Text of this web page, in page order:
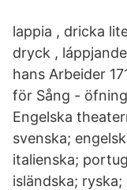
lappia , dricka
dryck ,
hans Arbeider
för Sång -
Engelska
svenska;
italienska;
isländska;